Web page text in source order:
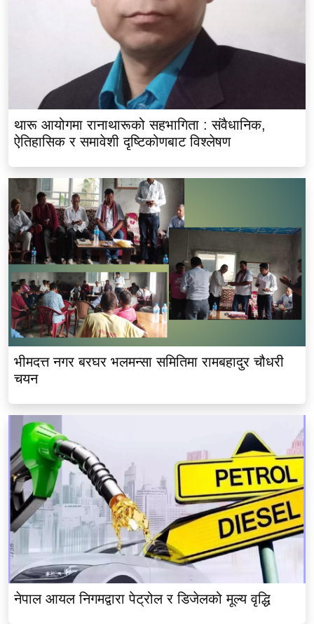
थारू आयोगमा रानाथारूको सहभागिता : संवैधानिक,
ऐतिहासिक र समावेशी दृष्टिकोणबाट विश्लेषण
भीमदत्त नगर बरघर भलमन्सा समितिमा रामबहादुर चौधरी
चयन
नेपाल आयल निगमद्वारा पेट्रोल र डिजेलको मूल्य वृद्धि